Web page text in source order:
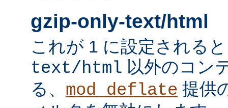
gzip-only-text/html
これが 1 に設定される
text/html 以外のコン
る、 mod_deflate 提供